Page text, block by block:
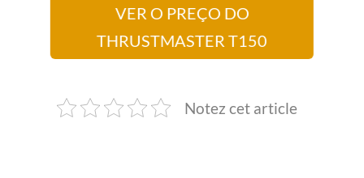
VER O PREÇO DO
THRUSTMASTER T150
Notez cet article